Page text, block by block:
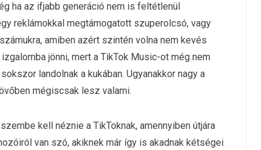
ha az ifjabb generáció nem is feltétlenül
reklámokkal megtámogatott szuperolcsó, vagy
amiben azért szintén volna nem kevés
jönni, mert a TikTok Music-ot még nem
landolnak a kukában. Ugyanakkor nagy a
mégiscsak lesz valami.
kell néznie a TikToknak, amennyiben útjára
van szó, akiknek már így is akadnak kétségei